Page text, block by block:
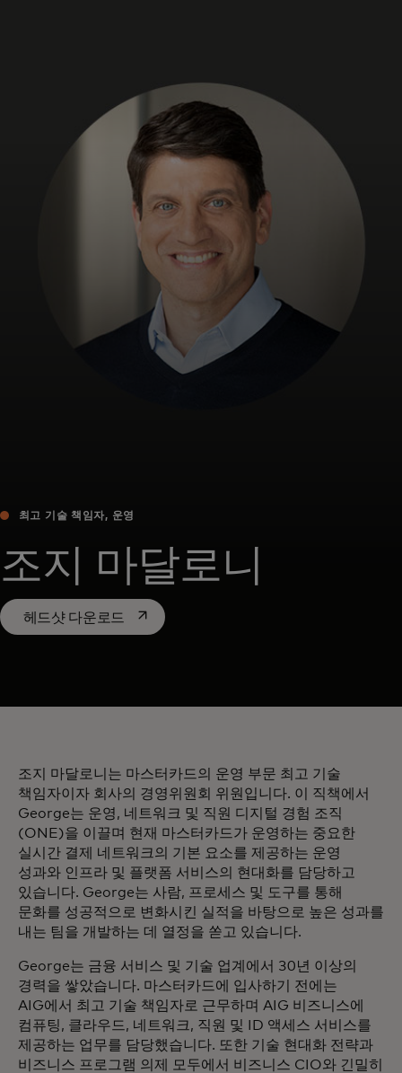
비즈니스 고객
모두를 위한 가치
이노베이터
뉴스 & 인사이트
최고 기술 책임자, 운영
조지 마달로니
헤드샷 다운로드 새 탭에서 열림
조지 마달로니는 마스터카드의 운영 부문 최고 기술
책임자이자 회사의 경영위원회 위원입니다. 이 직책에서
George는 운영, 네트워크 및 직원 디지털 경험 조직
(ONE)을 이끌며 현재 마스터카드가 운영하는 중요한
실시간 결제 네트워크의 기본 요소를 제공하는 운영
성과와 인프라 및 플랫폼 서비스의 현대화를 담당하고
있습니다. George는 사람, 프로세스 및 도구를 통해
문화를 성공적으로 변화시킨 실적을 바탕으로 높은 성과를
내는 팀을 개발하는 데 열정을 쏟고 있습니다.
George는 금융 서비스 및 기술 업계에서 30년 이상의
경력을 쌓았습니다. 마스터카드에 입사하기 전에는
AIG에서 최고 기술 책임자로 근무하며 AIG 비즈니스에
컴퓨팅, 클라우드, 네트워크, 직원 및 ID 액세스 서비스를
제공하는 업무를 담당했습니다. 또한 기술 현대화 전략과
비즈니스 프로그램 의제 모두에서 비즈니스 CIO와 긴밀히